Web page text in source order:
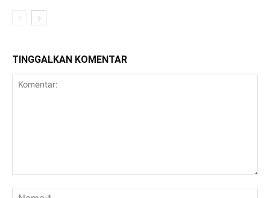
TINGGALKAN KOMENTAR